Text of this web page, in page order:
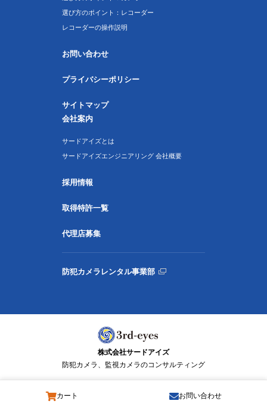
カート お問い合わせ
選び方のポイント：レコーダー
レコーダーの操作説明
お問い合わせ
プライバシーポリシー
サイトマップ
会社案内
サードアイズとは
サードアイズエンジニアリング 会社概要
採用情報
取得特許一覧
代理店募集
防犯カメラレンタル事業部
株式会社サードアイズ
防犯カメラ、監視カメラのコンサルティング
© 3rd-eyes Co., Ltd. All Rights Reserved.